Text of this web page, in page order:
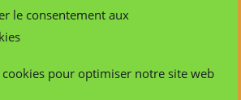
le consentement aux
pour optimiser notre site web
2008
2008, à 09h30, les membres du